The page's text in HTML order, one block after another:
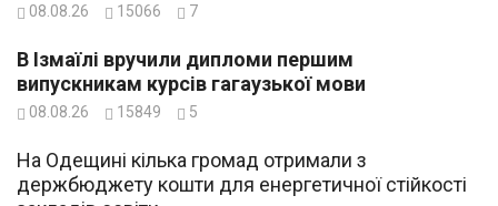
08.08.26 15066 7
В Ізмаїлі вручили дипломи першим
випускникам курсів гагаузької мови
08.08.26 15849 5
На Одещині кілька громад отримали з
держбюджету кошти для енергетичної стійкості